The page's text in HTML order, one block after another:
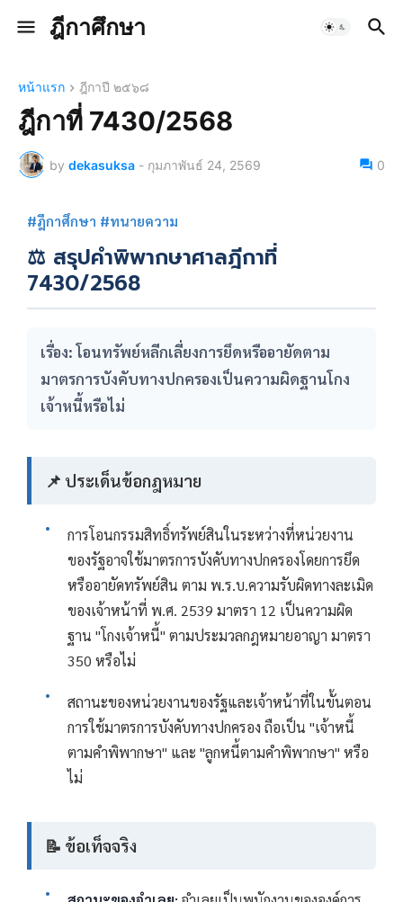
ฎีกาศึกษา
หน้าแรก ฎีกาปี ๒๕๖๘
ฎีกาที่ 7430/2568
by dekasuksa - กุมภาพันธ์ 24, 2569 0
#ฎีกาศึกษา #ทนายความ
⚖️ สรุปคำพิพากษาศาลฎีกาที่
7430/2568
เรื่อง:โอนทรัพย์หลีกเลี่ยงการยึดหรืออายัดตาม
มาตรการบังคับทางปกครองเป็นความผิดฐานโกง
เจ้าหนี้หรือไม่
📌 ประเด็นข้อกฎหมาย
การโอนกรรมสิทธิ์ทรัพย์สินในระหว่างที่หน่วยงาน
ของรัฐอาจใช้มาตรการบังคับทางปกครองโดยการยึด
หรืออายัดทรัพย์สิน ตาม พ.ร.บ.ความรับผิดทางละเมิด
ของเจ้าหน้าที่ พ.ศ. 2539 มาตรา 12 เป็นความผิด
ฐาน "โกงเจ้าหนี้" ตามประมวลกฎหมายอาญา มาตรา
350 หรือไม่
สถานะของหน่วยงานของรัฐและเจ้าหน้าที่ในขั้นตอน
การใช้มาตรการบังคับทางปกครอง ถือเป็น "เจ้าหนี้
ตามคำพิพากษา" และ "ลูกหนี้ตามคำพิพากษา" หรือ
ไม่
📝 ข้อเท็จจริง